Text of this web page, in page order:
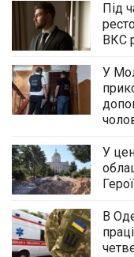
Під
ВКС
У
У
В